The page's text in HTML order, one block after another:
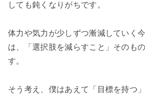
しても鈍くなりがちです。
体力や気力が少しずつ漸減していく
は、「選択肢を減らすこと」そのも
す。
そう考え、僕はあえて「目標を持つ